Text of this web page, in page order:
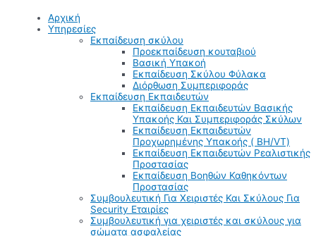
Αρχική
Υπηρεσίες
Εκπαίδευση σκύλου
Προεκπαίδευση κουταβιού
Βασική Υπακοή
Εκπαίδευση Σκύλου Φύλακα
Διόρθωση Συμπεριφοράς
Εκπαίδευση Εκπαιδευτών
Εκπαίδευση Εκπαιδευτών Βασικής
Υπακοής Και Συμπεριφοράς Σκύλων
Εκπαίδευση Εκπαιδευτών
Προχωρημένης Υπακοής ( BH/VT)
Εκπαίδευση Εκπαιδευτών Ρεαλιστικής
Προστασίας
Εκπαίδευση Βοηθών Καθηκόντων
Προστασίας
Συμβουλευτική Για Χειριστές Και Σκύλους Για
Security Εταιρίες
Συμβουλευτική για χειριστές και σκύλους για
σώματα ασφαλείας